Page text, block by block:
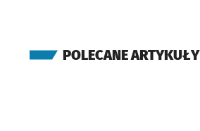
POLECANE ARTYKUŁY